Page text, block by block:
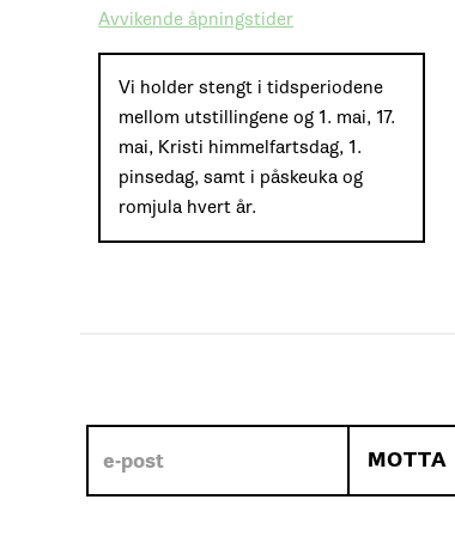
Avvikende åpningstider
Vi holder stengt i tidsperiodene
mellom utstillingene og 1. mai, 17.
mai, Kristi himmelfartsdag, 1.
pinsedag, samt i påskeuka og
romjula hvert år.